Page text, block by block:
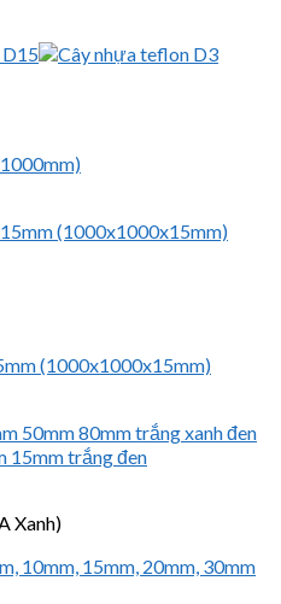
(1000x1000x15mm)
Xanh)
10mm, 15mm, 20mm, 30mm